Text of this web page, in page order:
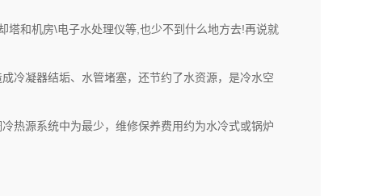
塔和机房\电子水处理仪等,也少不到什么地方去!再说就
冷凝器结垢、水管堵塞，还节约了水资源，是冷水空
热源系统中为最少，维修保养费用约为水冷式或锅炉